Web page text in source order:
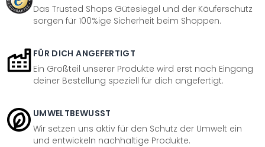
Das Trusted Shops Gütesiegel und der Käuferschutz
sorgen für 100%ige Sicherheit beim Shoppen.
FÜR DICH ANGEFERTIGT
Ein Großteil unserer Produkte wird erst nach Eingang
deiner Bestellung speziell für dich angefertigt.
UMWELTBEWUSST
Wir setzen uns aktiv für den Schutz der Umwelt ein
und entwickeln nachhaltige Produkte.